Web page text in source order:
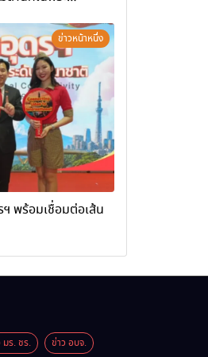
ข่าวหน้าหนึ่ง
น
มร. ชร. ข่าว อบจ.